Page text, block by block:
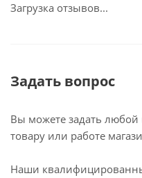
Загрузка отзывов...
Задать вопрос
Вы можете задать
товару или работе
Наши